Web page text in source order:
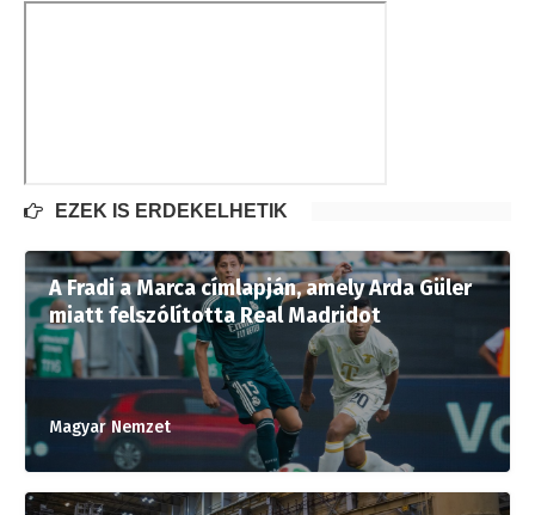
EZEK IS ÉRDEKELHETIK
A Fradi a Marca címlapján, amely Arda Güler
miatt felszólította Real Madridot
Magyar Nemzet